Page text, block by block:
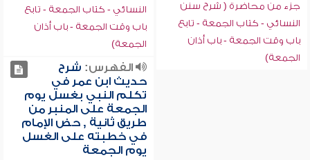
جزء من محاضرة ( شرح سنن
النسائي - كتاب الجمعة - تابع
باب وقت الجمعة - باب أذان
الجمعة)
النسائي - كتاب الجمعة - تابع
باب وقت الجمعة - باب أذان
الجمعة)
الفهرس: شرح
حديث ابن عمر في
تكلم النبي بغسل يوم
الجمعة على المنبر من
طريق ثانية , حض الإمام
في خطبته على الغسل
يوم الجمعة